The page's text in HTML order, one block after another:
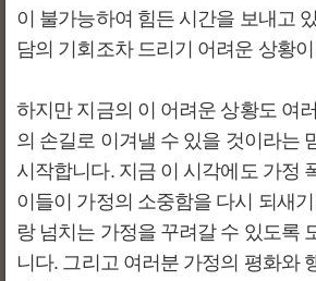
이 불가능하여 힘든 시간을 보내고
담의 기회조차 드리기 어려운 상황
하지만 지금의 이 어려운 상황도 여
의 손길로 이겨낼 수 있을 것이라는
시작합니다. 지금 이 시각에도 가정
이들이 가정의 소중함을 다시 되새
랑 넘치는 가정을 꾸려갈 수 있도록
니다. 그리고 여러분 가정의 평화와